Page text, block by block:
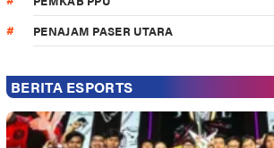
PENAJAM PASER UTARA
BERITA ESPORTS